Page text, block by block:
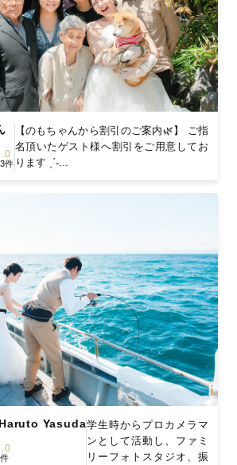
件
【のもちゃんから割引のご案内🌿】 ご指
名頂いたゲスト様へ割引をご用意してお
ります ˎˊ˗...
Yasuda学生時からプロカメラマ
ンとして活動し、ファミ
リーフォトスタジオ、振